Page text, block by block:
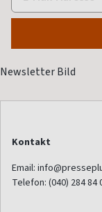
Kontakt
Email:
Telefon: (040) 284 84